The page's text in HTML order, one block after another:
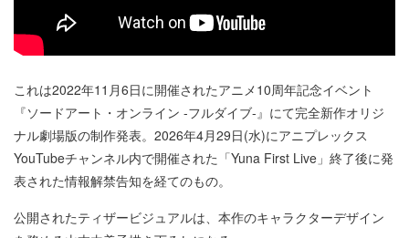
これは2022年11月6日に開催されたアニメ10周年記念イベント
『ソードアート・オンライン -フルダイブ-』にて完全新作オリジ
ナル劇場版の制作発表。2026年4月29日(水)にアニプレックス
YouTubeチャンネル内で開催された「Yuna First Live」終了後に発
表された情報解禁告知を経てのもの。
公開されたティザービジュアルは、本作のキャラクターデザイン